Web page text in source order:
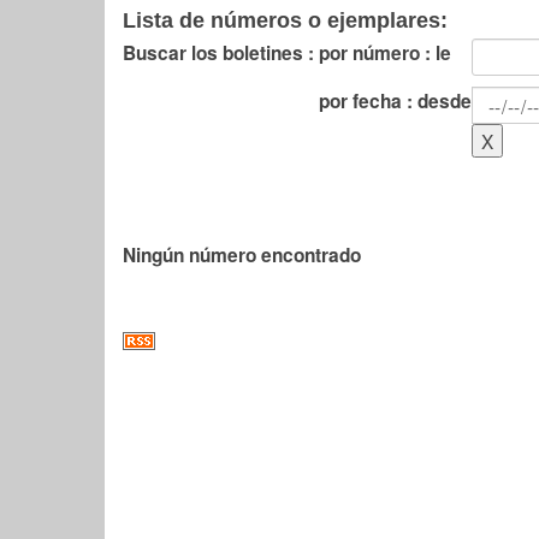
Lista de números o ejemplares:
Buscar los boletines : por número : le
por fecha : desde
Ningún número encontrado